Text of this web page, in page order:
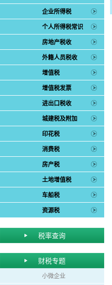
企业所得税
个人所得税常识
房地产税收
外籍人员税收
增值税
增值税发票
进出口税收
城建税及附加
印花税
消费税
房产税
土地增值税
车船税
资源税
税率查询
财税专题
小微企业